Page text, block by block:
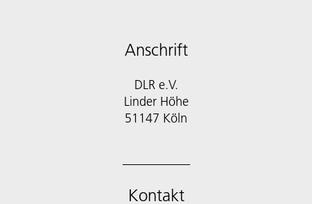
Anschrift
DLR e.V.
Linder Höhe
51147 Köln
Kontakt